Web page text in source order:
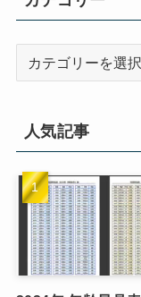
ー
人気記事